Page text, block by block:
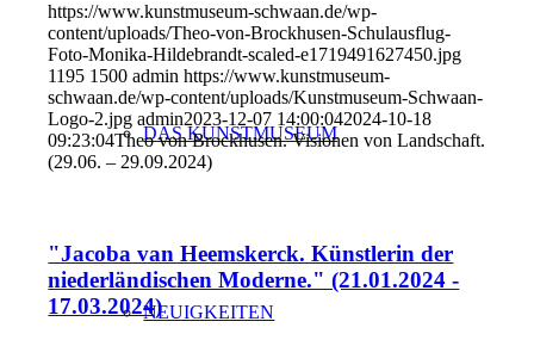
DAS KUNSTMUSEUM
NEUIGKEITEN
https://www.kunstmuseum-schwaan.de/wp-
content/uploads/Theo-von-Brockhusen-Schulausflug-
Foto-Monika-Hildebrandt-scaled-e1719491627450.jpg
1195 1500 admin https://www.kunstmuseum-
schwaan.de/wp-content/uploads/Kunstmuseum-Schwaan-
Logo-2.jpg admin2023-12-07 14:00:042024-10-18
09:23:04Theo von Brockhusen. Visionen von Landschaft.
(29.06. – 29.09.2024)
"Jacoba van Heemskerck. Künstlerin der
niederländischen Moderne." (21.01.2024 -
17.03.2024)